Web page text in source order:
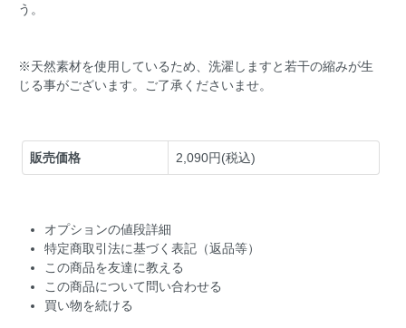
う。
※天然素材を使用しているため、洗濯しますと若干の縮みが生
じる事がございます。ご了承くださいませ。
販売価格 2,090円(税込)
オプションの値段詳細
特定商取引法に基づく表記（返品等）
この商品を友達に教える
この商品について問い合わせる
買い物を続ける